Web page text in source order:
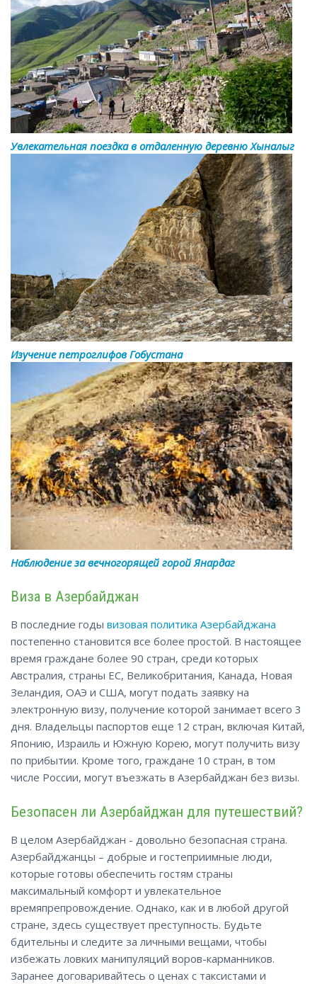
Увлекательная поездка в отдаленную деревню Хыналыг
Изучение петроглифов Гобустана
Наблюдение за вечногорящей горойЯнардаг
Виза в Азербайджан
В последние годы визовая политика Азербайджана
постепенно становится все более простой. В настоящее
время граждане более 90 стран, среди которых
Австралия, страны ЕС, Великобритания, Канада, Новая
Зеландия, ОАЭ и США, могут подать заявку на
электронную визу, получение которой занимает всего 3
дня. Владельцы паспортов еще 12 стран, включая Китай,
Японию, Израиль и Южную Корею, могут получить визу
по прибытии. Кроме того, граждане 10 стран, в том
числе России, могут въезжать в Азербайджан без визы.
Безопасен ли Азербайджан для путешествий?
В целом Азербайджан - довольно безопасная страна.
Азербайджанцы – добрые и гостеприимные люди,
которые готовы обеспечить гостям страны
максимальный комфорт и увлекательное
времяпрепровождение. Однако, как и в любой другой
стране, здесь существует преступность. Будьте
бдительны и следите за личными вещами, чтобы
избежать ловких манипуляций воров-карманников.
Заранее договаривайтесь о ценах с таксистами и